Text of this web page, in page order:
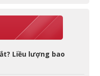
Liều lượng bao